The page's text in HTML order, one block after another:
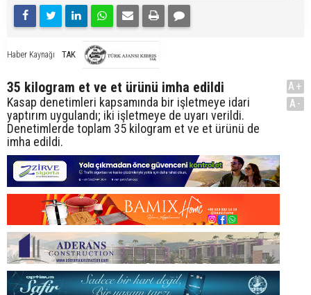
Haber Kaynağı TAK
35 kilogram et ve et ürünü imha edildi
Kasap denetimleri kapsamında bir işletmeye idari
yaptırım uygulandı; iki işletmeye de uyarı verildi.
Denetimlerde toplam 35 kilogram et ve et ürünü de
imha edildi.
A+
A-